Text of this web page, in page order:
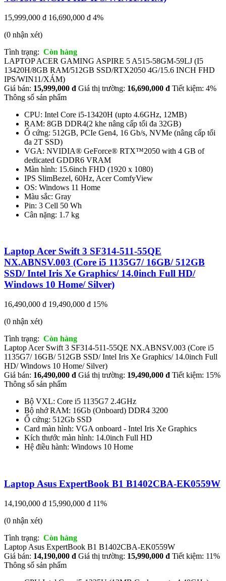
15,999,000 đ 16,690,000 đ 4%
(0 nhận xét)
Tình trạng: Còn hàng
LAPTOP ACER GAMING ASPIRE 5 A515-58GM-59LJ (I5
13420H/8GB RAM/512GB SSD/RTX2050 4G/15.6 INCH FHD
IPS/WIN11/XÁM)
Giá bán: 15,999,000 đ Giá thị trường: 16,690,000 đ Tiết kiệm: 4%
Thông số sản phẩm
CPU: Intel Core i5-13420H (upto 4.6GHz, 12MB)
RAM: 8GB DDR4(2 khe nâng cấp tối đa 32GB)
Ổ cứng: 512GB, PCIe Gen4, 16 Gb/s, NVMe (nâng cấp tối
đa 2T SSD)
VGA: NVIDIA® GeForce® RTX™2050 with 4 GB of
dedicated GDDR6 VRAM
Màn hình: 15.6inch FHD (1920 x 1080)
IPS SlimBezel, 60Hz, Acer ComfyView
OS: Windows 11 Home
Màu sắc: Gray
Pin: 3 Cell 50 Wh
Cân nặng: 1.7 kg
Laptop Acer Swift 3 SF314-511-55QE
NX.ABNSV.003 (Core i5 1135G7/ 16GB/ 512GB
SSD/ Intel Iris Xe Graphics/ 14.0inch Full HD/
Windows 10 Home/ Silver)
16,490,000 đ 19,490,000 đ 15%
(0 nhận xét)
Tình trạng: Còn hàng
Laptop Acer Swift 3 SF314-511-55QE NX.ABNSV.003 (Core i5
1135G7/ 16GB/ 512GB SSD/ Intel Iris Xe Graphics/ 14.0inch Full
HD/ Windows 10 Home/ Silver)
Giá bán: 16,490,000 đ Giá thị trường: 19,490,000 đ Tiết kiệm: 15%
Thông số sản phẩm
Bộ VXL: Core i5 1135G7 2.4GHz
Bộ nhớ RAM: 16Gb (Onboard) DDR4 3200
Ổ cứng: 512Gb SSD
Card màn hình: VGA onboard - Intel Iris Xe Graphics
Kích thước màn hình: 14.0inch Full HD
Hệ điều hành: Windows 10 Home
Laptop Asus ExpertBook B1 B1402CBA-EK0559W
14,190,000 đ 15,990,000 đ 11%
(0 nhận xét)
Tình trạng: Còn hàng
Laptop Asus ExpertBook B1 B1402CBA-EK0559W
Giá bán: 14,190,000 đ Giá thị trường: 15,990,000 đ Tiết kiệm: 11%
Thông số sản phẩm